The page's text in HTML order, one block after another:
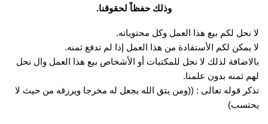
وذلك حفظاً لحقوقنا.
لا نحل لكم بيع هذا العمل وكل محتوياته.
لا يمكن لكم الأستفادة من هذا العمل إذا لم تدفع ثمنه.
بالاضافة لذلك لا نحل للمكتبات أو الأشخاص بيع هذا العمل وال نحل
لهم ثمنه بدون علمنا.
تذكر قوله تعالى : ((ومن يتق الله يجعل له مخرجا ويرزقه من حيث لا
يحتسب)